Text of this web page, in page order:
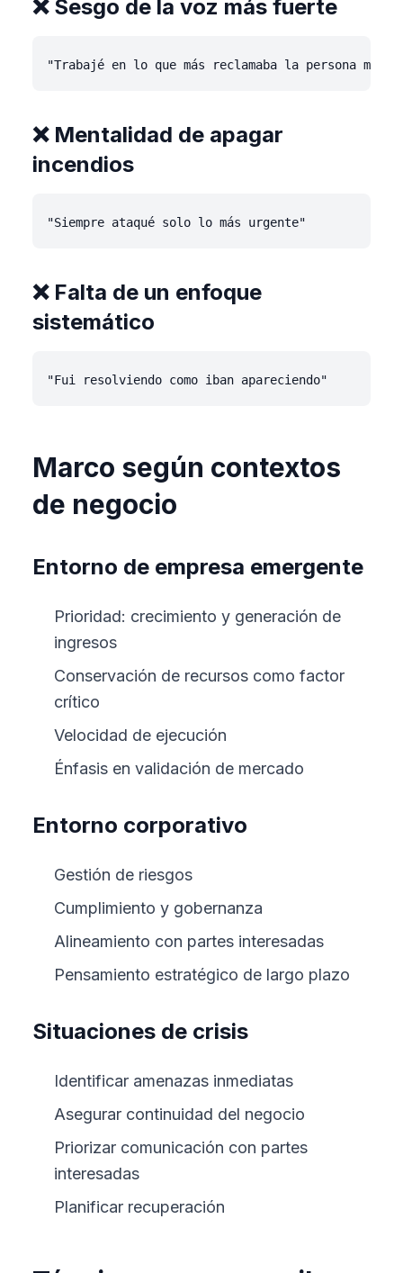
❌ Sesgo de la voz más fuerte
❌ Mentalidad de apagar
incendios
❌ Falta de un enfoque
sistemático
Marco según contextos
de negocio
Entorno de empresa emergente
Prioridad: crecimiento y generación de
ingresos
Conservación de recursos como factor
crítico
Velocidad de ejecución
Énfasis en validación de mercado
Entorno corporativo
Gestión de riesgos
Cumplimiento y gobernanza
Alineamiento con partes interesadas
Pensamiento estratégico de largo plazo
Situaciones de crisis
Identificar amenazas inmediatas
Asegurar continuidad del negocio
Priorizar comunicación con partes
interesadas
Planificar recuperación